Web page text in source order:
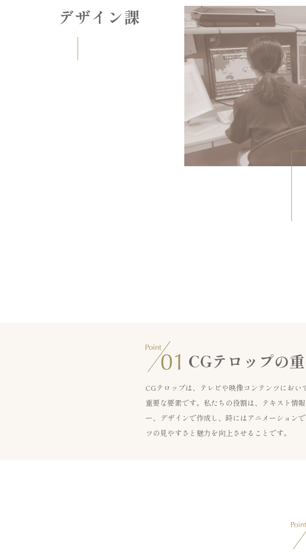
デザイン課
CGテロップの
CGテロップは、テレビや映像コンテンツにおい
重要な要素です。私たちの役割は、テキスト情
ー、デザインで作成し、時にはアニメーション
ツの見やすさと魅力を向上させることです。